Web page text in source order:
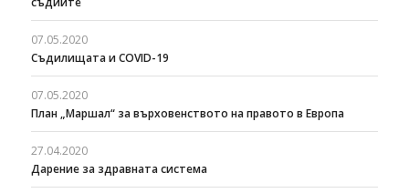
07.05.2020
Съдилищата и COVID-19
07.05.2020
План „Маршал“ за върховенството на правото в Европа
27.04.2020
Дарение за здравната система